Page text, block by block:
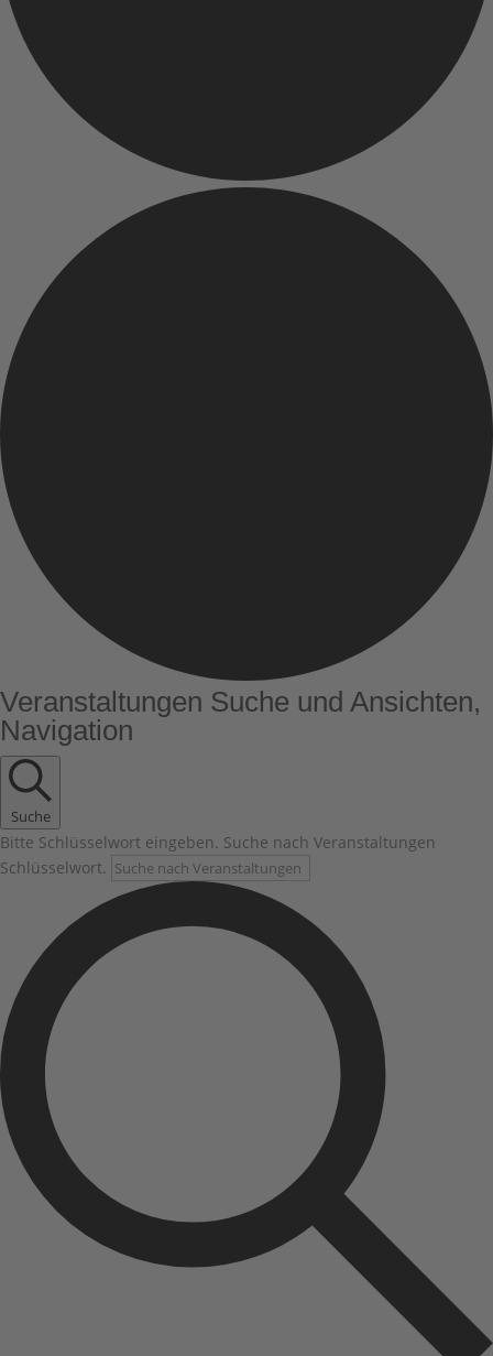
Veranstaltungen
Veranstaltungen Suche und Ansichten,
Navigation
Suche
Bitte Schlüsselwort eingeben. Suche nach Veranstaltungen
Schlüsselwort.